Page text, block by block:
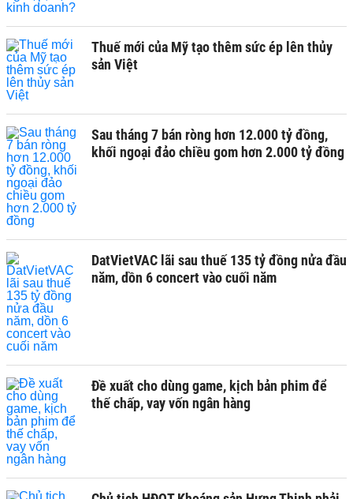
Thuế mới của Mỹ tạo thêm sức ép lên thủy
sản Việt
Sau tháng 7 bán ròng hơn 12.000 tỷ đồng,
khối ngoại đảo chiều gom hơn 2.000 tỷ đồng
DatVietVAC lãi sau thuế 135 tỷ đồng nửa đầu
năm, dồn 6 concert vào cuối năm
Đề xuất cho dùng game, kịch bản phim để
thế chấp, vay vốn ngân hàng